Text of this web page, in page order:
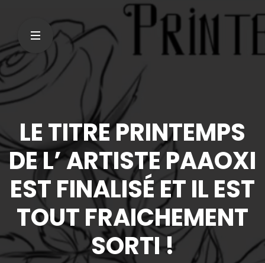
LE TITRE PRINTEMPS
DE L’ ARTISTE PAAOXI
EST FINALISÉ ET IL EST
TOUT FRAICHEMENT
SORTI !